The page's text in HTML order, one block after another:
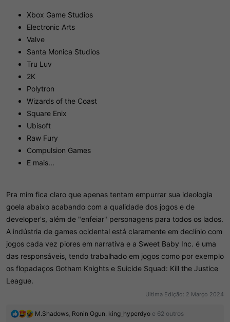
Xbox Game Studios
Electronic Arts
Valve
Santa Monica Studios
Tru Luv
2K
Polytron
Wizards of the Coast
Square Enix
Ubisoft
Raw Fury
Compulsion Games
E mais...
Pra mim fica claro que apenas tentam empurrar sua ideologia
goela abaixo acabando com a qualidade dos jogos e de
developer's, além de "enfeiar" personagens para todos os lados.
A indústria de games ocidental está claramente em declínio com
jogos cada vez piores em narrativa e a Sweet Baby Inc. é uma
das responsáveis, tendo trabalhado em jogos como por exemplo
os flopadaços Gotham Knights e Suicide Squad: Kill the Justice
League.
Ultima Edição: 2 Março 2024
R
M.Shadows Ronin Ogun king_hyperdyo e 62 outros